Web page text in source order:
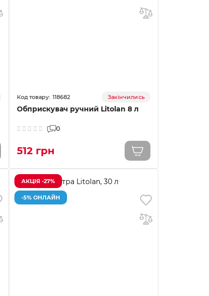
118682 Закінчились
Обприскувач ручний Litolan 8 л
0
512 грн
АКЦІЯ -27%
-5% ОНЛАЙН